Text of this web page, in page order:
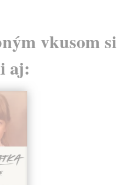
vkusom si
aj: